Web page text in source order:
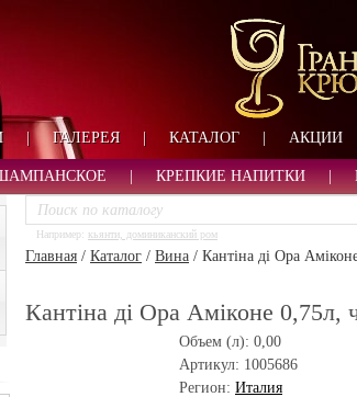
ИМЯ
| ГАЛЕРЕЯ | КАТАЛОГ АКЦИИ
КРЕПКИЕ НАПИТКИ
Например: кьянти, доминиканский ром
Главная / Каталог / Вина / Кантіна ді Ора
Кантіна ді Ора Аміконе 0,75л,
Объем (л): 0,00
Артикул: 1005686
Регион: Италия